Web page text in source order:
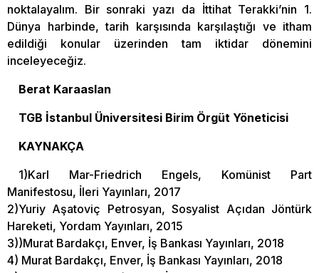
noktalayalım. Bir sonraki yazı da İttihat Terakki’nin 1.
Dünya harbinde, tarih karşısında karşılaştığı ve itham
edildiği konular üzerinden tam iktidar dönemini
inceleyeceğiz.
Berat Karaaslan
TGB İstanbul Üniversitesi Birim Örgüt Yöneticisi
KAYNAKÇA
1)Karl Mar-Friedrich Engels, Komünist Part
Manifestosu, İleri Yayınları, 2017
2)Yuriy Aşatoviç Petrosyan, Sosyalist Açıdan Jöntürk
Hareketi, Yordam Yayınları, 2015
3))Murat Bardakçı, Enver, İş Bankası Yayınları, 2018
4) Murat Bardakçı, Enver, İş Bankası Yayınları, 2018